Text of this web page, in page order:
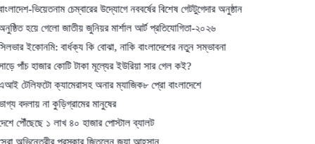
চেম্বারের উদ্যোগে নববর্ষের বিশেষ গেটটুগেদার অনুষ্ঠান
গেলো জাতীয় জুনিয়র মার্শাল আর্ট প্রতিযোগিতা-২০২৬
বার্ধক্য কি বোঝা, নাকি বাংলাদেশের নতুন সম্ভাবনা
কোটি টাকা মূল্যের ইউরিয়া সার গেল কই?
ক্যামেরাসহ অনার ম্যাজিক৮ প্রো বাংলাদেশে
না কুড়িগ্রামের মানুষের
১ লাখ ৪০ হাজার পোস্টাল ব্যালট